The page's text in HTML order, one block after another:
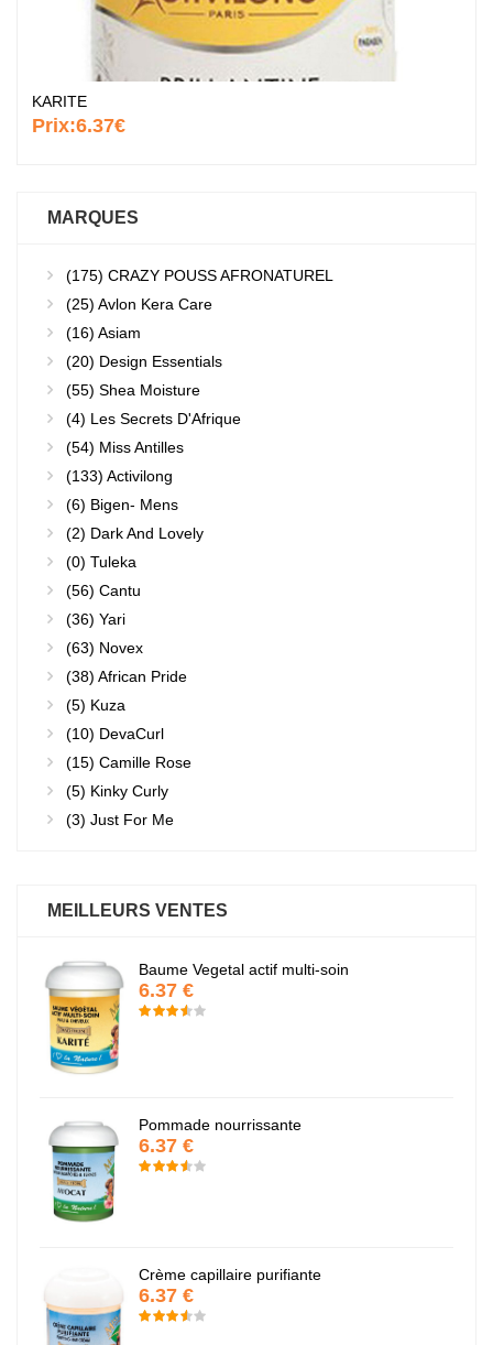
KARITE
Prix:6.37€
MARQUES
(175) CRAZY POUSS AFRONATUREL
(25) Avlon Kera Care
(16) Asiam
(20) Design Essentials
(55) Shea Moisture
(4) Les Secrets D'Afrique
(54) Miss Antilles
(133) Activilong
(6) Bigen- Mens
(2) Dark And Lovely
(0) Tuleka
(56) Cantu
(36) Yari
(63) Novex
(38) African Pride
(5) Kuza
(10) DevaCurl
(15) Camille Rose
(5) Kinky Curly
(3) Just For Me
MEILLEURS VENTES
Baume Vegetal actif multi-soin
6.37 €
Pommade nourrissante
6.37 €
Crème capillaire purifiante
6.37 €